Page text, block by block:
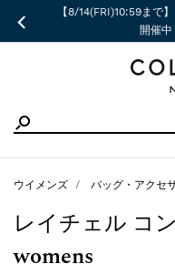
【8/14(FRI)10:59まで】
開催中
ウイメンズ バッグ・アクセ
レイチェル コ
womens